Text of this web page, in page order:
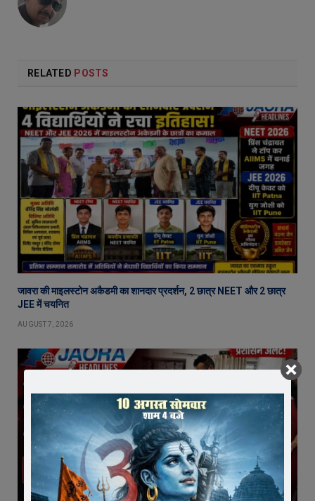
RELATED POSTS
जावरा की माइलस्टोन अकैडमी का शानदार प्रदर्शन, 2 छात्र NEET और 2 छात्र
JEE में चयनित
AUGUST 7, 2026